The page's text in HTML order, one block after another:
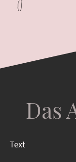
Das
Text